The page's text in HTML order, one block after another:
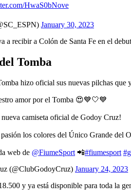
HwaS0bNove
January 30, 2023
a recibir a Colón de Santa Fe en el
Tomba
hizo oficial sus nuevas pilchas que
amor por el Tomba 😍💙🤍💙
nueva camiseta oficial de Godoy Cruz!
los colores del Único Grande del
web de @FiumeSport 📲#fiumesport
(@ClubGodoyCruz) January 24, 2023
y ya está disponible para toda la